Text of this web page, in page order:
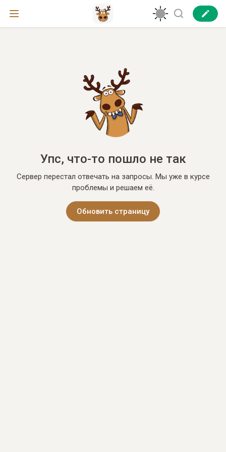
Упс, что-то пошло не так
Сервер перестал отвечать на запросы. Мы уже в курсе
проблемы и решаем её.
Обновить страницу